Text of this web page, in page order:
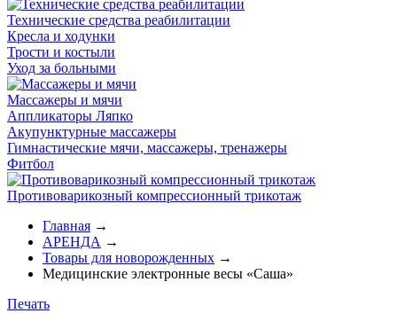
Технические средства реабилитации
Кресла и ходунки
Трости и костыли
Уход за больными
Массажеры и мячи
Аппликаторы Ляпко
Акупунктурные массажеры
Гимнастические мячи, массажеры, тренажеры
Фитбол
Противоварикозный компрессионный трикотаж
Главная →
АРЕНДА →
Товары для новорожденных →
Медицинские электронные весы «Саша»
Печать